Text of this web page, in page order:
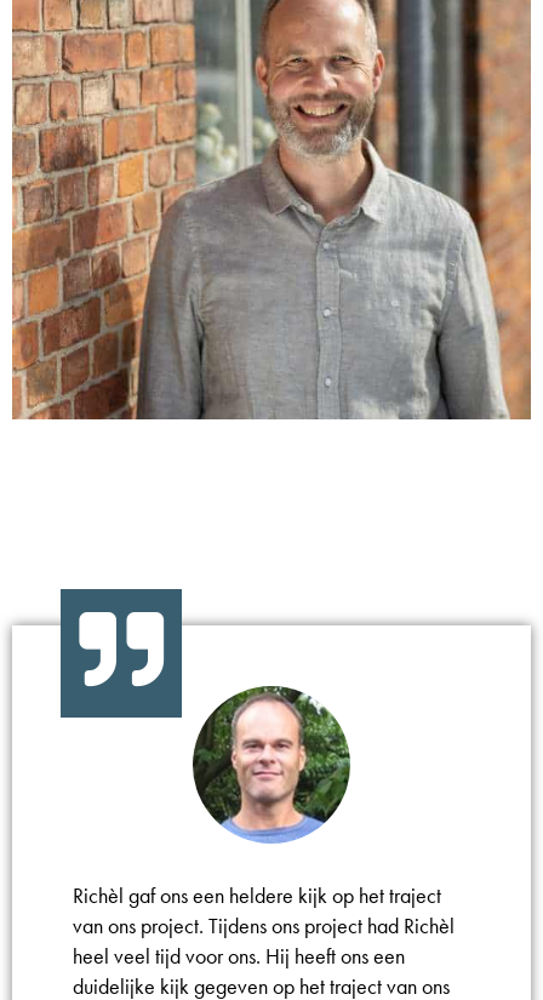
Richèl gaf ons een heldere kijk op het traject
van ons project. Tijdens ons project had Richèl
heel veel tijd voor ons. Hij heeft ons een
duidelijke kijk gegeven op het traject van ons